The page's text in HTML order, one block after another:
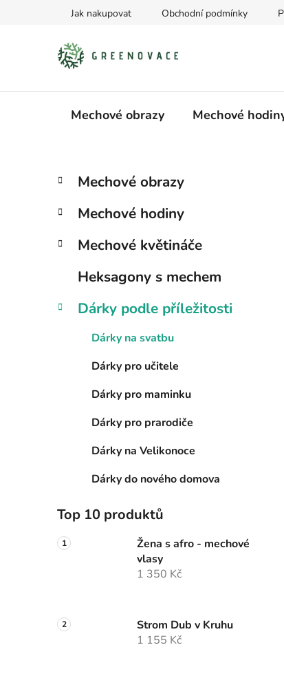
Jak nakupovat Obchodní podmínky
Mechové obrazy Mechové
P
s
r
n
í
Přeskočit
kategorie
K
a
e
o
Mechové obrazy
Mechové hodiny
Mechové květináče
Heksagony s mechem
Dárky podle příležitosti
Dárky na svatbu
Dárky pro učitele
Dárky pro maminku
Dárky pro prarodiče
Dárky na Velikonoce
Dárky do nového domova
Top 10 produktů
Žena s afro - mechové
vlasy
1 350 Kč
Strom Dub v Kruhu
1 155 Kč